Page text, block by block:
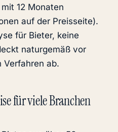
12 Monaten
auf der Preisseite).
für Bieter, keine
naturgemäß vor
Verfahren ab.
für viele Branchen